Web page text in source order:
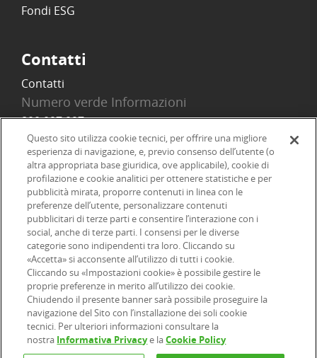
Fondi ESG
Contatti
Contatti
Numero verde Informazioni
800 097 097
Email
info@onlinesim.it
Social
©2026 Online SIM, società del gruppo bancario ERSEL - P.IVA
12927410154
Informazioni legali| Dichiarazione di accessibilità
| | |
Questo sito utilizza cookie tecnici, per offrire una migliore
esperienza di navigazione, e, previo consenso dell’utente (o
altra appropriata base giuridica, ove applicabile), cookie di
profilazione e cookie analitici per ottenere statistiche e per
pubblicità mirata, proporre contenuti in linea con le
preferenze dell’utente, personalizzare contenuti
pubblicitari di terze parti e consentire l’interazione con i
social, anche di terze parti. I consensi per le diverse
categorie sono indipendenti tra loro. Cliccando su
«Accetta» si acconsente all’utilizzo di tutti i cookie.
Cliccando su «Impostazioni cookie» è possibile gestire le
proprie preferenze in merito all’utilizzo dei cookie.
Chiudendo il presente banner sarà possibile proseguire la
navigazione del Sito con l’installazione dei soli cookie
tecnici. Per ulteriori informazioni consultare la
nostra Informativa Privacye laCookie Policy